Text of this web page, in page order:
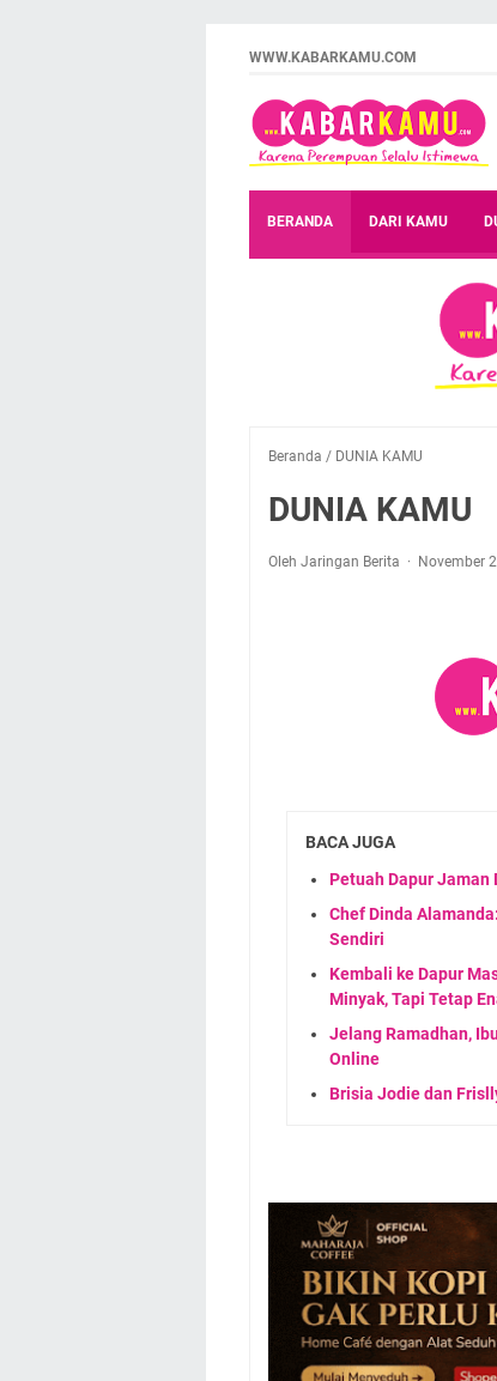
WWW.KABARKAMU.COM
BERANDA DARI KAMU
Beranda / DUNIA KAMU
DUNIA KAMU
Oleh Jaringan Berita November
BACA JUGA
Petuah Dapur Jaman
Chef Dinda
Sendiri
Kembali ke Dapur
Minyak, Tapi Tetap
Jelang Ramadhan,
Online
Brisia Jodie dan